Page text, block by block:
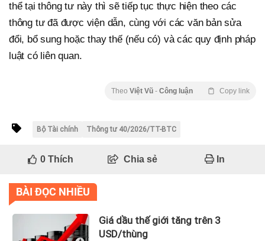
thể tại thông tư này thì sẽ tiếp tục thực hiện theo các
thông tư đã được viện dẫn, cùng với các văn bản sửa
đổi, bổ sung hoặc thay thế (nếu có) và các quy định pháp
luật có liên quan.
Theo Việt Vũ - Công luận Copy link
Bộ Tài chính Thông tư 40/2026/TT-BTC
0Thích Chia sẻ In
BÀI ĐỌC NHIỀU
Giá dầu thế giới tăng trên 3
USD/thùng